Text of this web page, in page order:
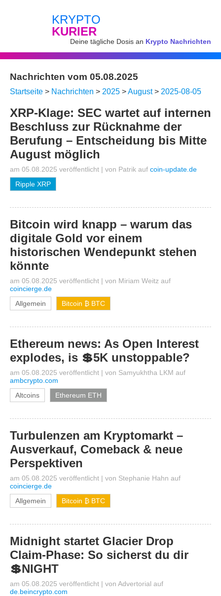
KRYPTO
KURIER
Deine tägliche Dosis an Krypto Nachrichten
Nachrichten vom 05.08.2025
Startseite > Nachrichten > 2025 >August> 2025-08-05
XRP-Klage: SEC wartet auf internen
Beschluss zur Rücknahme der
Berufung – Entscheidung bis Mitte
August möglich
am 05.08.2025 veröffentlicht | von Patrik auf coin-update.de
Ripple XRP
Bitcoin wird knapp – warum das
digitale Gold vor einem
historischen Wendepunkt stehen
könnte
am 05.08.2025 veröffentlicht | von Miriam Weitz auf
coincierge.de
Allgemein
Bitcoin ₿ BTC
Ethereum news: As Open Interest
explodes, is 💲5K unstoppable?
am 05.08.2025 veröffentlicht | von Samyukhtha LKM auf
ambcrypto.com
Altcoins
Ethereum ETH
Turbulenzen am Kryptomarkt –
Ausverkauf, Comeback & neue
Perspektiven
am 05.08.2025 veröffentlicht | von Stephanie Hahn auf
coincierge.de
Allgemein
Bitcoin ₿ BTC
Midnight startet Glacier Drop
Claim-Phase: So sicherst du dir
💲NIGHT
am 05.08.2025 veröffentlicht | von Advertorial auf
de.beincrypto.com